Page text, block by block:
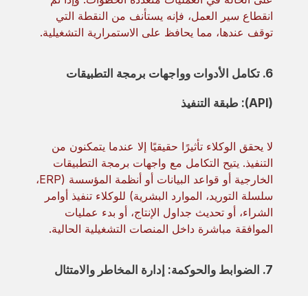
انقطاع سير العمل، فإنه يستأنف من النقطة التي
توقف عندها، مما يحافظ على الاستمرارية التشغيلية.
6. تكامل الأدوات وواجهات برمجة التطبيقات
(API): طبقة التنفيذ
لا يحقق الوكلاء تأثيرًا حقيقيًا إلا عندما يتمكنون من
التنفيذ. يتيح التكامل مع واجهات برمجة التطبيقات
الخارجية أو قواعد البيانات أو أنظمة المؤسسة (ERP،
سلسلة التوريد، الموارد البشرية) للوكلاء تنفيذ أوامر
الشراء، أو تحديث جداول الإنتاج، أو بدء عمليات
الموافقة مباشرة داخل المنصات التشغيلية الحالية.
7. الضوابط والحوكمة: إدارة المخاطر والامتثال